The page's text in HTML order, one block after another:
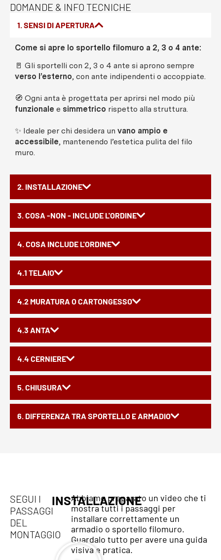
DOMANDE & INFO TECNICHE
1. SENSI DI APERTURA
2. INSTALLAZIONE
3. COSA -NON - INCLUDE L'ORDINE
4. COSA INCLUDE L'ORDINE
4.1 TELAIO
4.2 MURATURA O CARTONGESSO
4.3 ANTA
4.4 CERNIERE
5. CHIUSURA
6. DIFFERENZA TRA SPORTELLO E ARMADIO
Come si apre lo sportello filomuro a 2, 3 o 4 ante:
🚪 Gli sportelli con 2, 3 o 4 ante si aprono sempre
verso l’esterno, con ante indipendenti o accoppiate.
🧭 Ogni anta è progettata per aprirsi nel modo più
funzionale e simmetrico rispetto alla struttura.
✨ Ideale per chi desidera un vano ampio e
accessibile, mantenendo l’estetica pulita del filo
muro.
SEGUI I
PASSAGGI
DEL
MONTAGGIO
INSTALLAZIONE
Abbiamo preparato un video che ti
mostra tutti i passaggi per
installare correttamente un
armadio o sportello filomuro.
Guardalo tutto per avere una guida
visiva e pratica.